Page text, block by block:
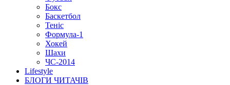
Бокс
Баскетбол
Теніс
Формула-1
Хокей
Шахи
ЧС-2014
Lifestyle
БЛОГИ ЧИТАЧІВ